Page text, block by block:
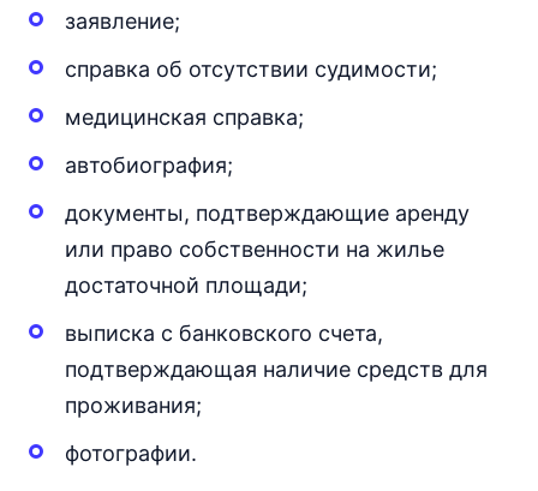
заявление;
справка об отсутствии судимости;
медицинская справка;
автобиография;
документы, подтверждающие аренду
или право собственности на жилье
достаточной площади;
выписка с банковского счета,
подтверждающая наличие средств для
проживания;
фотографии.